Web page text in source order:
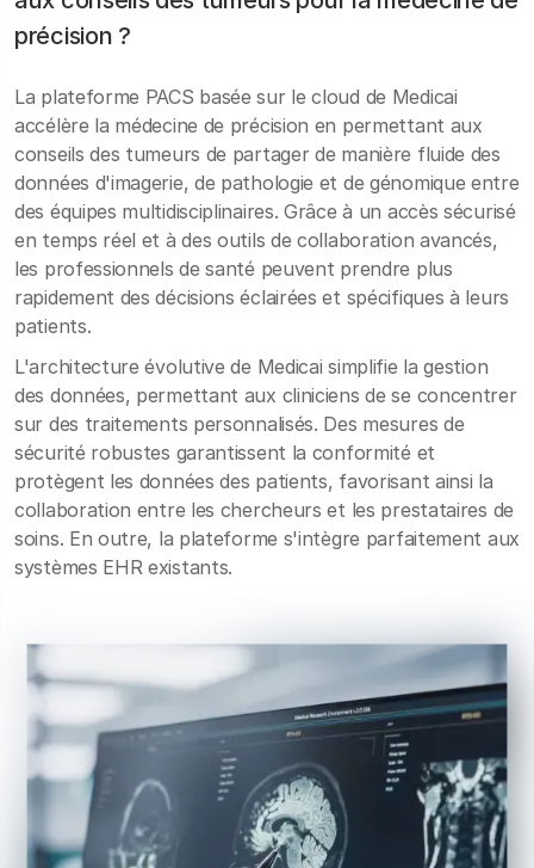
précision ?
La plateforme PACS basée sur le cloud de Medicai
accélère la médecine de précision en permettant aux
conseils des tumeurs de partager de manière fluide des
données d'imagerie, de pathologie et de génomique entre
des équipes multidisciplinaires. Grâce à un accès sécurisé
en temps réel et à des outils de collaboration avancés,
les professionnels de santé peuvent prendre plus
rapidement des décisions éclairées et spécifiques à leurs
patients.
L'architecture évolutive de Medicai simplifie la gestion
des données, permettant aux cliniciens de se concentrer
sur des traitements personnalisés. Des mesures de
sécurité robustes garantissent la conformité et
protègent les données des patients, favorisant ainsi la
collaboration entre les chercheurs et les prestataires de
soins. En outre, la plateforme s'intègre parfaitement aux
systèmes EHR existants.